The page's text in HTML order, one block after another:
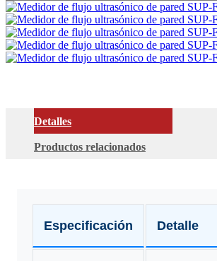
Detalles
Productos relacionados
Especificación Detalle